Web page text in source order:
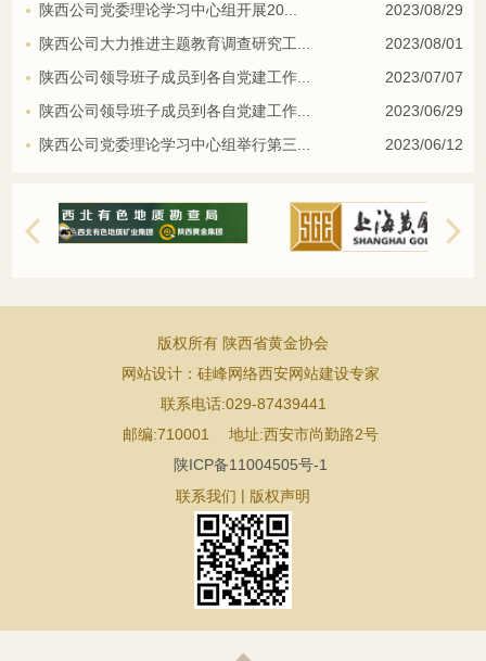
陕西公司党委理论学习中心组开展20...
2023/08/29
陕西公司大力推进主题教育调查研究工...
2023/08/01
陕西公司领导班子成员到各自党建工作...
2023/07/07
陕西公司领导班子成员到各自党建工作...
2023/06/29
陕西公司党委理论学习中心组举行第三...
2023/06/12
版权所有 陕西省黄金协会
网站设计： 硅峰网络西安网站建设专家
联系电话:029-87439441
邮编:710001 地址:西安市尚勤路2号
陕ICP备11004505号-1
联系我们 | 版权声明